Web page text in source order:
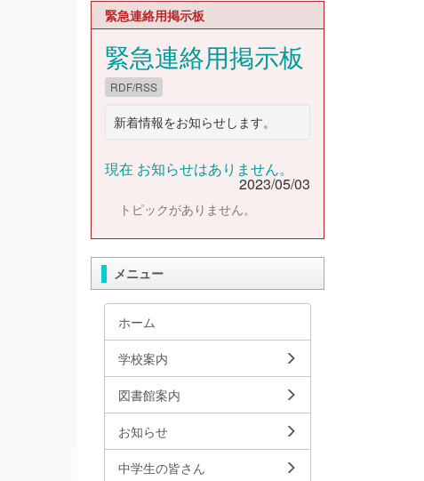
緊急連絡用掲示板
緊急連絡用掲示板
RDF/RSS
新着情報をお知らせします。
現在 お知らせはありません。
2023/05/03
トピックがありません。
メニュー
ホーム
学校案内
図書館案内
お知らせ
中学生の皆さん